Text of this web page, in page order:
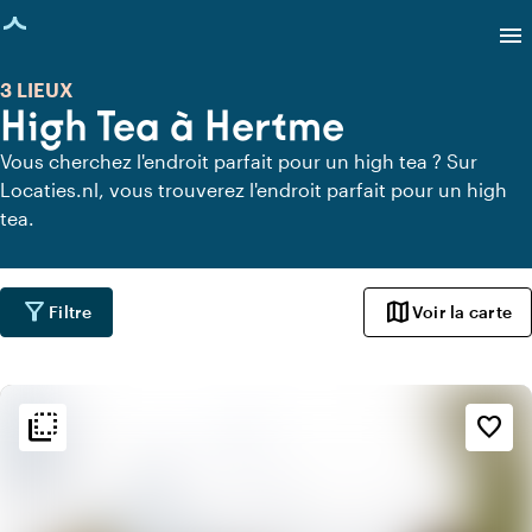
chargée
menu
High Tea à Hertme
3 LIEUX
Vous cherchez l'endroit parfait pour un high tea ? Sur
Locaties.nl, vous trouverez l'endroit parfait pour un high
tea.
filter_alt Filtre mapVoir la carte
flip_to_back favorite_border
flip_to_back Ambiance
info
Chaleureux